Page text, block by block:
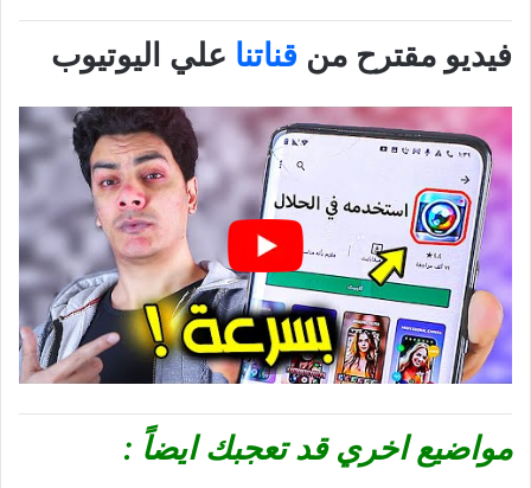
فيديو مقترح من قناتنا علي اليوتيوب
مواضيع اخري قد تعجبك ايضاً :